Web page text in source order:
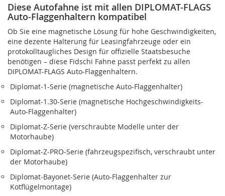
Diese Autofahne ist mit allen DIPLOMAT-FLAGS
Auto-Flaggenhaltern kompatibel
Ob Sie eine magnetische Lösung für hohe Geschwindigkeiten,
eine dezente Halterung für Leasingfahrzeuge oder ein
protokolltaugliches Design für offizielle Staatsbesuche
benötigen – diese Fidschi Fahne passt perfekt zu allen
DIPLOMAT-FLAGS Auto-Flaggenhaltern.
Diplomat‑1-Serie (magnetische Auto-Flaggenhalter)
Diplomat‑1.30-Serie (magnetische Hochgeschwindigkeits-
Auto-Flaggenhalter)
Diplomat‑Z-Serie (verschraubte Modelle unter der
Motorhaube)
Diplomat‑Z‑PRO-Serie (fahrzeugspezifisch, verschraubt unter
der Motorhaube)
Diplomat‑Bayonet-Serie (Auto-Flaggenhalter zur
Kotflügelmontage)